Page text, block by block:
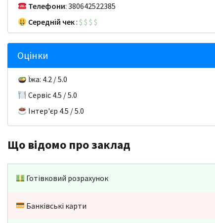
Телефони: 380642522385
Середній чек:$ $ $ $
Оцінки
Їжа: 4.2 / 5.0
Сервіс 4.5 / 5.0
Інтер'єр 4.5 / 5.0
Що відомо про заклад
Готівковий розрахунок
Банківські карти